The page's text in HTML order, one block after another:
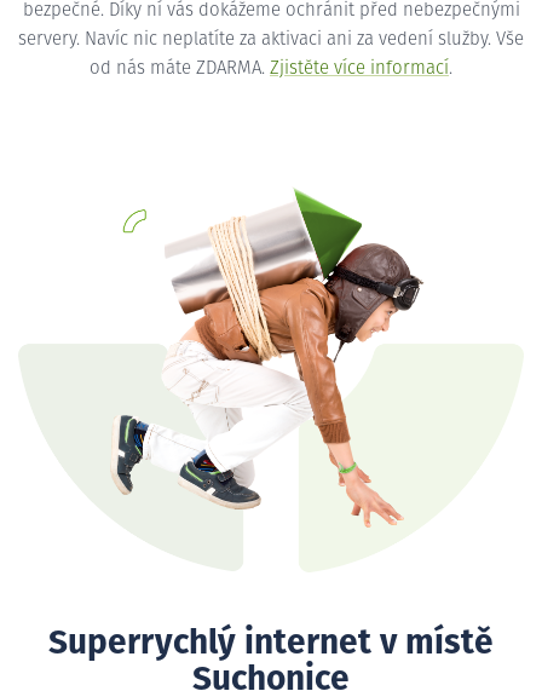
bezpečné. Díky ní vás dokážeme ochránit před nebezpečnými
servery. Navíc nic neplatíte za aktivaci ani za vedení služby. Vše
od nás máte ZDARMA. Zjistěte více informací.
Superrychlý internet v místě
Suchonice